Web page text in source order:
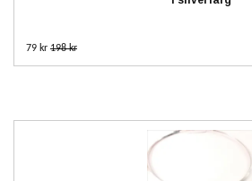
79 kr 198 kr